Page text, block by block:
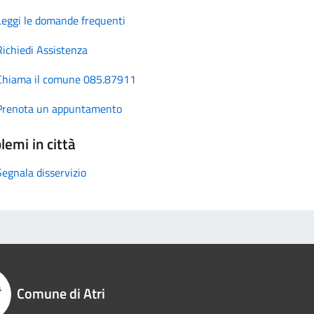
le domande frequenti
Assistenza
il comune 085.87911
un appuntamento
in città
disservizio
Comune di Atri